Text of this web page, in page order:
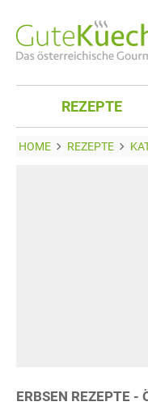
REZEPTE
HOME REZEPTE
ERBSEN REZEPTE -